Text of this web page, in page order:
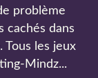
problème
cachés dans
Tous les jeux
Mindz...